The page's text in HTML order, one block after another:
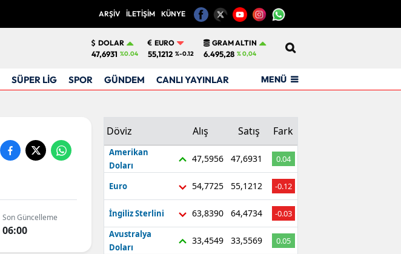
ARŞİV İLETİŞİM KÜNYE
DOLAR
47,6931 %0.04
EURO
55,1212 %-0.12
GRAM ALTIN
6.495,28 % 0,04
SÜPER LİG SPOR GÜNDEM CANLI YAYINLAR MENÜ
Son Güncelleme
06:00
Döviz Alış Satış Fark
Amerikan
Doları
47,5956 47,6931 0.04
Euro 54,7725 55,1212 -0.12
İngiliz Sterlini 63,8390 64,4734
-0.03
Avustralya
Doları
33,4549 33,5569 0.05